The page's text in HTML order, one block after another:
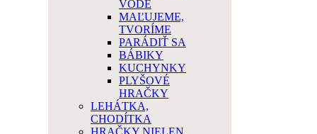
VODE
MAĽUJEME,
TVORÍME
PARÁDIŤ SA
BÁBIKY
KUCHYNKY
PLYŠOVÉ
HRAČKY
LEHÁTKA,
CHODÍTKA
HRAČKY NIELEN